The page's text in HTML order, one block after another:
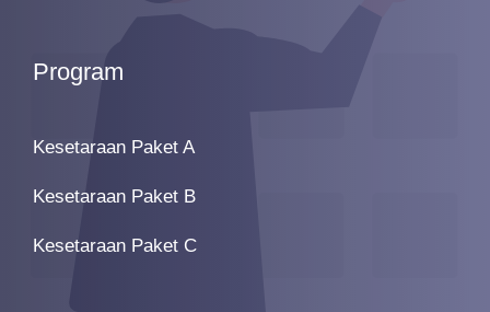
Program
Kesetaraan Paket A
Kesetaraan Paket B
Kesetaraan Paket C